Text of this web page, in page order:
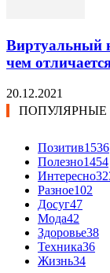
Виртуальный
чем
20.12.2021
ПОПУЛЯРНЫЕ
Позитив1536
Полезно1454
Интересно
Разное102
Досуг47
Мода42
Здоровье38
Техника36
Жизнь34